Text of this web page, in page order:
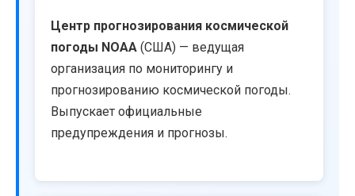
Центр прогнозирования космической
погоды NOAA (США) — ведущая
организация по мониторингу и
прогнозированию космической погоды.
Выпускает официальные
предупреждения и прогнозы.